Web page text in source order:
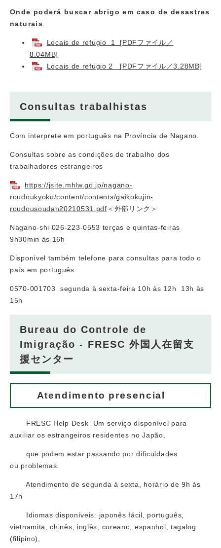
Onde poderá buscar abrigo em caso de desastres
naturais
Locais de refugio 1 [PDFファイル／
8.04MB]
Locais de refugio 2 [PDFファイル／3.28MB]
Consultas trabalhistas
Com interprete em português na Província de Nagano.
Consultas sobre as condições de trabalho dos
trabalhadores estrangeiros
https://jsite.mhlw.go.jp/nagano-
roudoukyoku/content/contents/gaikokujin-
roudousoudan20210531.pdf ＜外部リンク＞
Nagano-shi 026-223-0553 terças e quintas-feiras
9h30min às 16h
Disponível também telefone para consultas para todo o
país em português
0570-001703 segunda à sexta-feira 10h às 12h 13h às
15h
Bureau do Controle de
Imigração - FRESC 外国人在留支
援センター
Atendimento presencial
FRESC Help Desk Um serviço disponível para
auxiliar os estrangeiros residentes no Japão,
que podem estar passando por dificuldades
ou problemas.
Atendimento de segunda à sexta, horário de 9h às
17h
Idiomas disponíveis: japonês fácil, português,
vietnamita, chinês, inglês, coreano, espanhol, tagalog
(filipino),